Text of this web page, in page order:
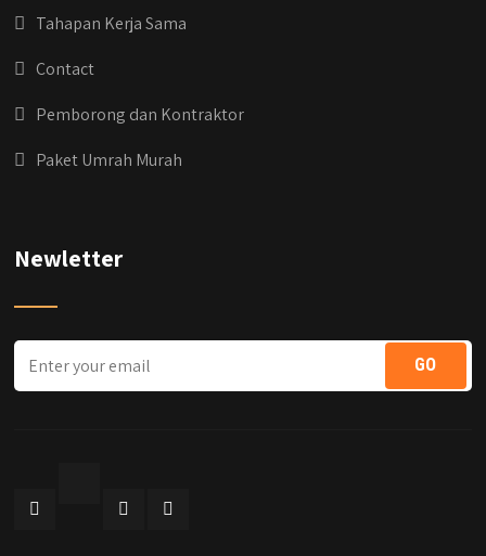
#kontraktorbangunanjabodetabek
Tahapan Kerja Sama
Contact
Pemborong dan Kontraktor
Paket Umrah Murah
Newletter